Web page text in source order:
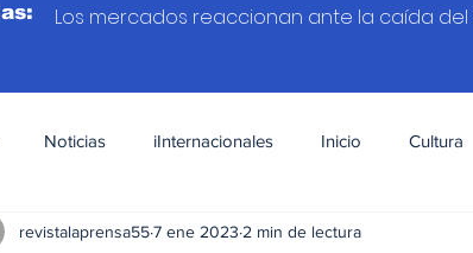
Los mercados reaccionan ante la caída del
Noticias iInternacionales Inicio Cultura
Educación Sexual Deportes Opinión
revistalaprensa557 ene 2023 2 min de lectura